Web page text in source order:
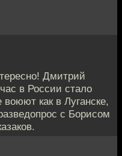
Дмитрий
в России стало
воюют как в Луганске,
с Борисом